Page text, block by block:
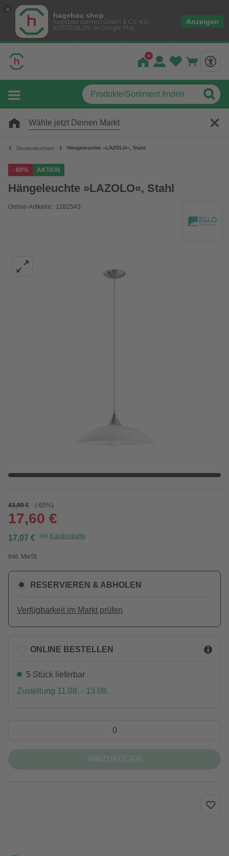
hagebau shop
hagebau connect GmbH & Co. KG
KOSTENLOS- In Google Play
Anzeigen
Wähle jetzt Deinen Markt
Deckenleuchten Hängeleuchte »LAZOLO«, Stahl
- 60% AKTION
Hängeleuchte »LAZOLO«, Stahl
Online-Artikelnr.: 1282543
43,99 € (-60%)
17,60 €
17,07 € mit Kundenkarte
Inkl. MwSt.
RESERVIEREN & ABHOLEN
Verfügbarkeit im Markt prüfen
ONLINE BESTELLEN
5 Stück lieferbar
Zustellung 11.08. - 13.08.